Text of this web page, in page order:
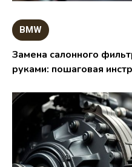
BMW
Замена салонного
руками: пошаговая